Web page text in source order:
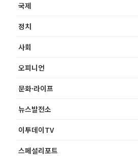
국제
정치
사회
오피니언
문화·라이프
뉴스발전소
이투데이TV
스페셜리포트